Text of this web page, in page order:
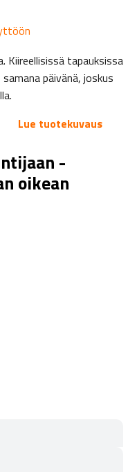
Kiireellisissä tapauksissa
päivänä, joskus
Lue tuotekuvaus
-
oikean